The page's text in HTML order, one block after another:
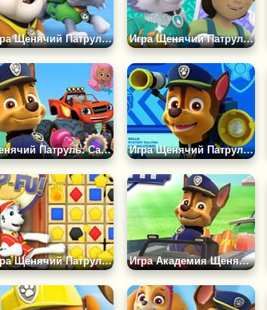
Игра Щенячий Патруль: Тяфстроитель Игра Щенячий Патруль: Все Звёзды
Щенячий Патруль: Сад Дружбы Игра Щенячий Патруль: Пазл Гонщик
Игра Щенячий Патруль: Щен - Фу Игра Академия Щенячьего Патруля